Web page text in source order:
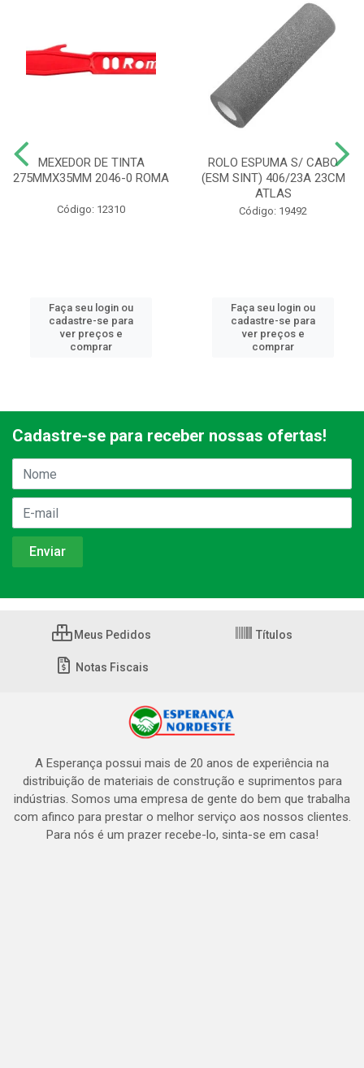
MEXEDOR DE TINTA
275MMX35MM 2046-0 ROMA
Código: 12310
Faça seu login ou
cadastre-se para
ver preços e
comprar
ROLO ESPUMA S/ CABO
(ESM SINT) 406/23A 23CM
ATLAS
Código: 19492
Faça seu login ou
cadastre-se para
ver preços e
comprar
Cadastre-se para receber nossas ofertas!
Meus Pedidos Títulos
Notas Fiscais
A Esperança possui mais de 20 anos de experiência na
distribuição de materiais de construção e suprimentos para
indústrias. Somos uma empresa de gente do bem que trabalha
com afinco para prestar o melhor serviço aos nossos clientes.
Para nós é um prazer recebe-lo, sinta-se em casa!